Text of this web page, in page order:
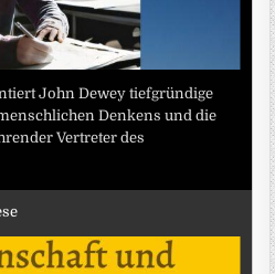
John Dewey tiefgründige
Denkens und die
Vertreter des